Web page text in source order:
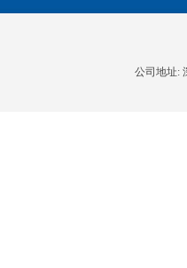
公司地址: